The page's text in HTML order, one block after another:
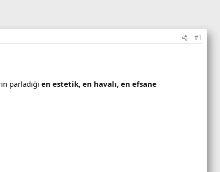
#1
parladığı en estetik, en havalı, en efsane